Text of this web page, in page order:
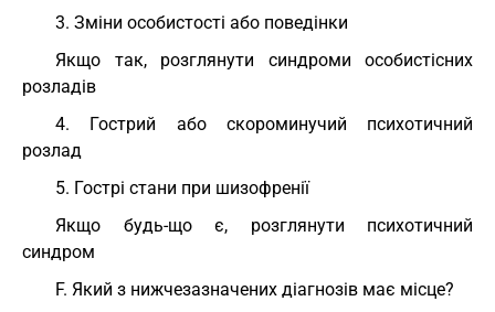
3. Зміни особистості або поведінки
Якщо так, розглянути синдроми особистісних
розладів
4. Гострий або скороминучий психотичний
розлад
5. Гострі стани при шизофренії
Якщо будь-що є, розглянути психотичний
синдром
F. Який з нижчезазначених діагнозів має місце?